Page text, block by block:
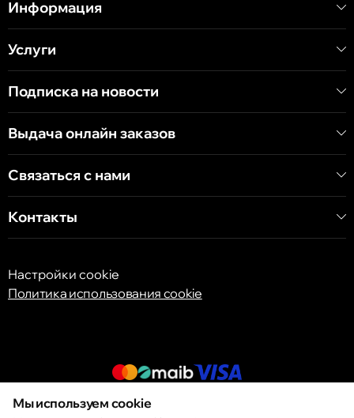
Хынчештское шоссе, 60/4
бульвар Дечебал, 139
Информация
Услуги
Подписка на новости
Выдача онлайн заказов
Связаться с нами
Контакты
Настройки cookie
Политика использования cookie
© 2013 – 2026 ECOM
Мы используем cookie